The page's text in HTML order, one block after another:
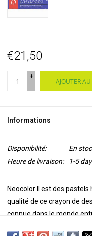
€21,50
+
-
AJOUTER
Informations
Disponibilité:
En
Heure de livraison:
1-5
Neocolor II est des
qualité de ce crayon de
connue dans le monde